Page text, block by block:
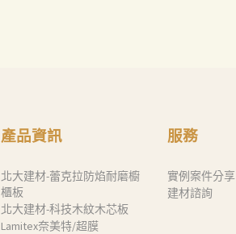
產品資訊
北大建材-蕾克拉防焰耐磨櫥
櫃板
北大建材-科技木紋木芯板
Lamitex奈美特/超膜
服務
實例案件分享
建材諮詢